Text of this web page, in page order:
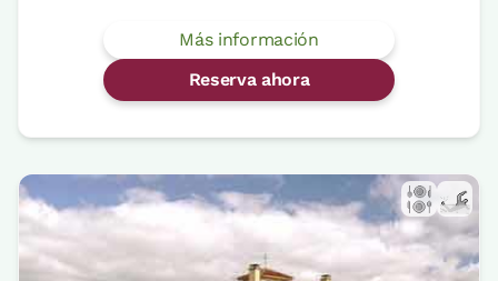
Más información
Reserva ahora